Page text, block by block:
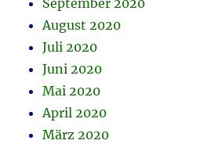
September 2020
August 2020
Juli 2020
Juni 2020
Mai 2020
April 2020
März 2020